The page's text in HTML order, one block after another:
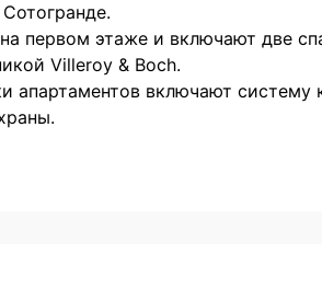
первом этаже и включают две
Villeroy & Boch.
апартаментов включают